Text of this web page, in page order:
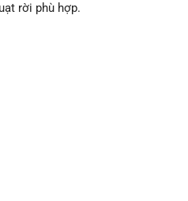
rời phù hợp.